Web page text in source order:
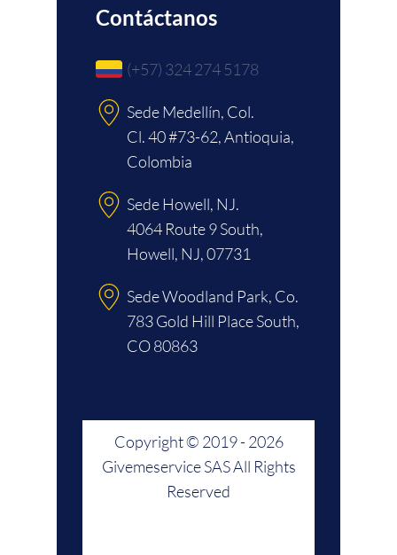
Contáctanos
(+57) 324 274 5178
Sede Medellín, Col.
Cl. 40 #73-62, Antioquia,
Colombia
Sede Howell, NJ.
4064 Route 9 South,
Howell, NJ, 07731
Sede Woodland Park, Co.
783 Gold Hill Place South,
CO 80863
Copyright © 2019 - 2026
Givemeservice SAS All Rights
Reserved